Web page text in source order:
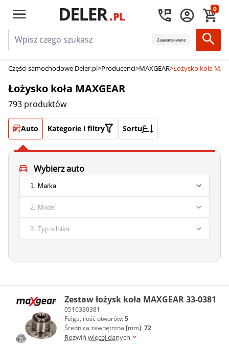
0
Zaawansowane
Części samochodowe Deler.pl>Producenci>MAXGEAR>Łożysko koła
Łożysko koła MAXGEAR
793 produktów
Auto Kategorie i filtry Sortuj
Wybierz auto
Zestaw łożysk koła MAXGEAR 33-0381
0510330381
Felga, ilość otworów:5
Średnica zewnętrzna [mm]:72
Rozwiń więcej danych